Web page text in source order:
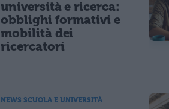
università e ricerca:
obblighi formativi e
mobilità dei
ricercatori
NEWS SCUOLA E UNIVERSITÀ